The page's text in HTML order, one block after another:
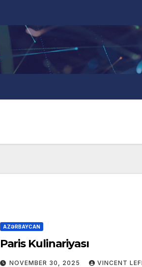
AZƏRBAYCAN
Paris Kulinariyası
NOVEMBER 30, 2025 VINCENT